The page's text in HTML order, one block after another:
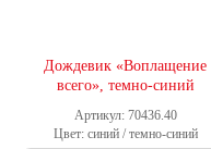
Дождевик «Воплащение
всего», темно-синий
Артикул: 70436.40
Цвет: синий / темно-синий